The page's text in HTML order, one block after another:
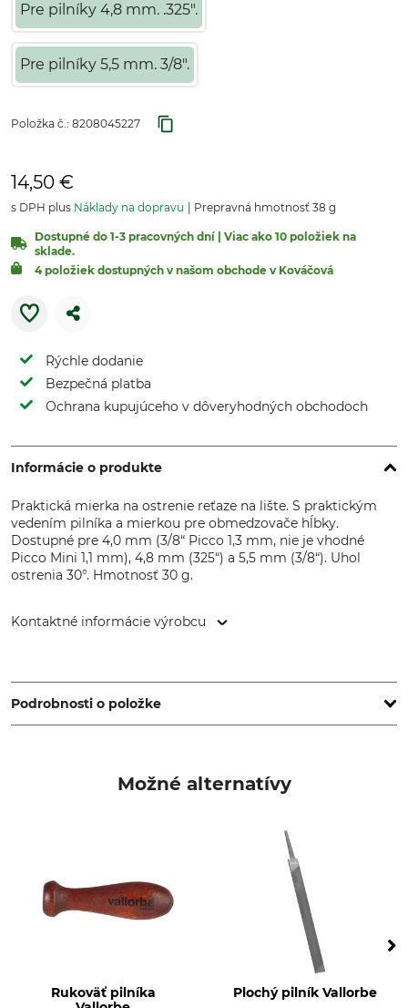
Pre pilníky 4,8 mm. .325".
Pre pilníky 5,5 mm. 3/8".
Položka č.: 8208045227
14,50 €
s DPH plus Náklady na dopravu Prepravná hmotnosť 38 g
Dostupné do 1-3 pracovných dní | Viac ako 10 položiek na
sklade.
4 položiek dostupných v našom obchode v Kováčová
Rýchle dodanie
Bezpečná platba
Ochrana kupujúceho v dôveryhodných obchodoch
Informácie o produkte
Praktická mierka na ostrenie reťaze na lište. S praktickým
vedením pilníka a mierkou pre obmedzovače hĺbky.
Dostupné pre 4,0 mm (3/8“ Picco 1,3 mm, nie je vhodné
Picco Mini 1,1 mm), 4,8 mm (325“) a 5,5 mm (3/8“). Uhol
ostrenia 30°. Hmotnosť 30 g.
Kontaktné informácie výrobcu
France, www.bahco.com
Podrobnosti o položke
Možné alternatívy
Rukoväť pilníka
Plochý pilník Vallorbe